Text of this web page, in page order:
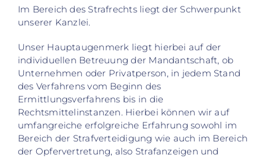
Im Bereich des Strafrechts liegt der Schwerpunkt
unserer Kanzlei.
Unser Hauptaugenmerk liegt hierbei auf der
individuellen Betreuung der Mandantschaft, ob
Unternehmen oder Privatperson, in jedem Stand
des Verfahrens vom Beginn des
Ermittlungsverfahrens bis in die
Rechtsmittelinstanzen. Hierbei können wir auf
umfangreiche erfolgreiche Erfahrung sowohl im
Bereich der Strafverteidigung wie auch im Bereich
der Opfervertretung, also Strafanzeigen und